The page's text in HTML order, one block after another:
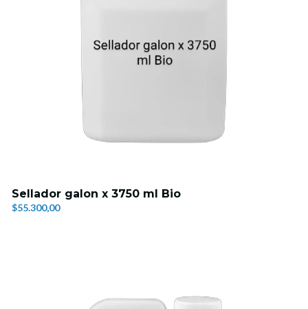
Sellador galon x 3750 ml Bio
$55.300,00